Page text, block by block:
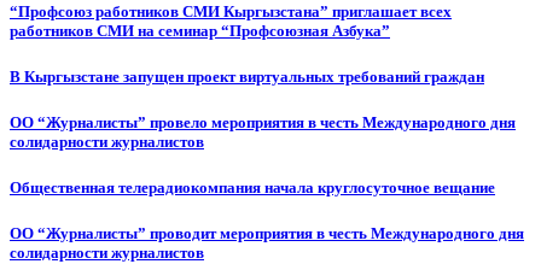
“Профсоюз работников СМИ Кыргызстана” приглашает всех
работников СМИ на семинар “Профсоюзная Азбука”
В Кыргызстане запущен проект виртуальных требований граждан
ОО “Журналисты” провело мероприятия в честь Международного дня
солидарности журналистов
Общественная телерадиокомпания начала круглосуточное вещание
ОО “Журналисты” проводит мероприятия в честь Международного дня
солидарности журналистов